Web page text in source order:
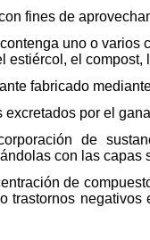
fines de
uno o
el
fabricado
por el
de
con las capas
de
trastornos